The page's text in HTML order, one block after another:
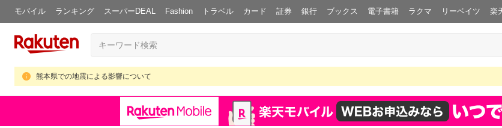
モバイル ランキング スーパーDEAL Fashion トラベル カード 証券 銀行 ブックス 電子書籍 ラクマ リーベイツ 楽
熊本県での地震による影響について